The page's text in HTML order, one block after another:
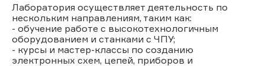
Лаборатория осуществляет деятельность по
нескольким направлениям, таким как:
- обучение работе с высокотехнологичным
оборудованием и станками с ЧПУ;
- курсы и мастер-классы по созданию
электронных схем, цепей, приборов и